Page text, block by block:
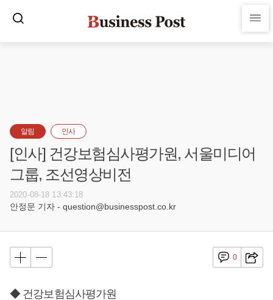
알림 인사
[인사] 건강보험심사평가원, 서울미디어
그룹, 조선영상비전
2020-08-18 13:43:18
안정문 기자 - question@businesspost.co.kr
0
◆ 건강보험심사평가원